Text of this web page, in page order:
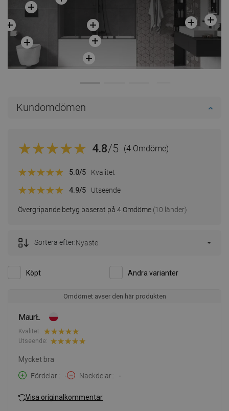
Kundomdömen
4.8/5 (4 Omdöme)
Övergripande betyg baserat på 4 Omdöme (10 länder)
5.0/5 Kvalitet
4.9/5 Utseende
Köpt Andra varianter
Sortera efter:Nyaste
Omdömet avser den här produkten
MaurŁ
Kvalitet:
Utseende:
Mycket bra
Fördelar:
- Nackdelar: -
Visa originalkommentar